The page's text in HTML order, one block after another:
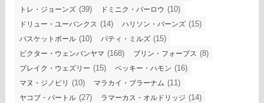
トレ・ジョーンズ (39) ドミニク・バーロウ (10)
ドリュー・ユーバンクス (14) ハリソン・バーンズ (15)
バスケットボール (10) パティ・ミルズ (15)
ビクター・ウェンバンヤマ (168) ブリン・フォーブス (8)
ブレイク・ウェズリー (15) ベッキー・ハモン (16)
マヌ・ジノビリ (10) マラカイ・ブラーナム (11)
ヤコブ・パートル (27) ラマーカス・オルドリッジ (14)